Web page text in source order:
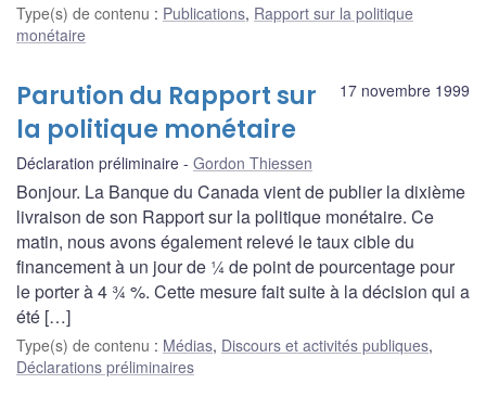
Type(s) de contenu : Publications, Rapport sur la politique
monétaire
17 novembre 1999
Parution du Rapport sur
la politique monétaire
Déclaration préliminaire Gordon Thiessen
Bonjour. La Banque du Canada vient de publier la dixième
livraison de son Rapport sur la politique monétaire. Ce
matin, nous avons également relevé le taux cible du
financement à un jour de ¼ de point de pourcentage pour
le porter à 4 ¾ %. Cette mesure fait suite à la décision qui a
été […]
Type(s) de contenu : Médias, Discours et activités publiques,
Déclarations préliminaires